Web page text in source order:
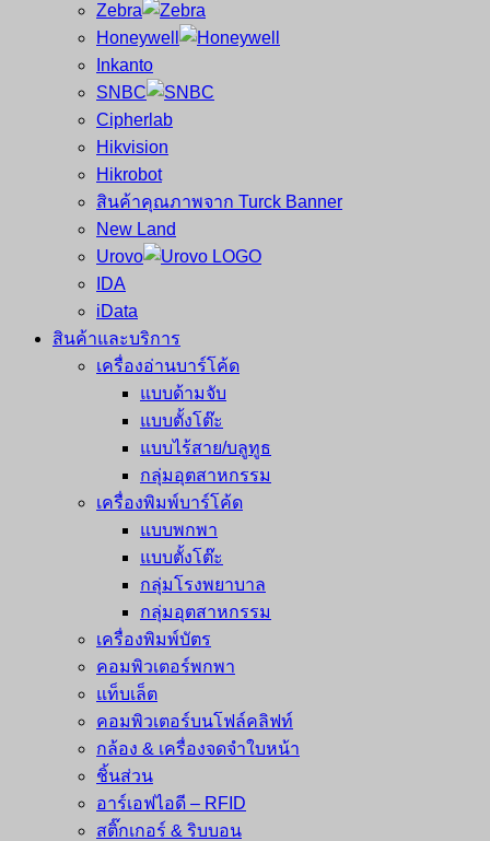
Zebra
Honeywell
Inkanto
SNBC
Cipherlab
Hikvision
Hikrobot
สินค้าคุณภาพจาก Turck Banner
New Land
Urovo
IDA
iData
สินค้าและบริการ
เครื่องอ่านบาร์โค้ด
แบบด้ามจับ
แบบตั้งโต๊ะ
แบบไร้สาย/บลูทูธ
กลุ่มอุตสาหกรรม
เครื่องพิมพ์บาร์โค้ด
แบบพกพา
แบบตั้งโต๊ะ
กลุ่มโรงพยาบาล
กลุ่มอุตสาหกรรม
เครื่องพิมพ์บัตร
คอมพิวเตอร์พกพา
แท็บเล็ต
คอมพิวเตอร์บนโฟล์คลิฟท์
กล้อง & เครื่องจดจำใบหน้า
ชิ้นส่วน
อาร์เอฟไอดี – RFID
สติ๊กเกอร์ & ริบบอน